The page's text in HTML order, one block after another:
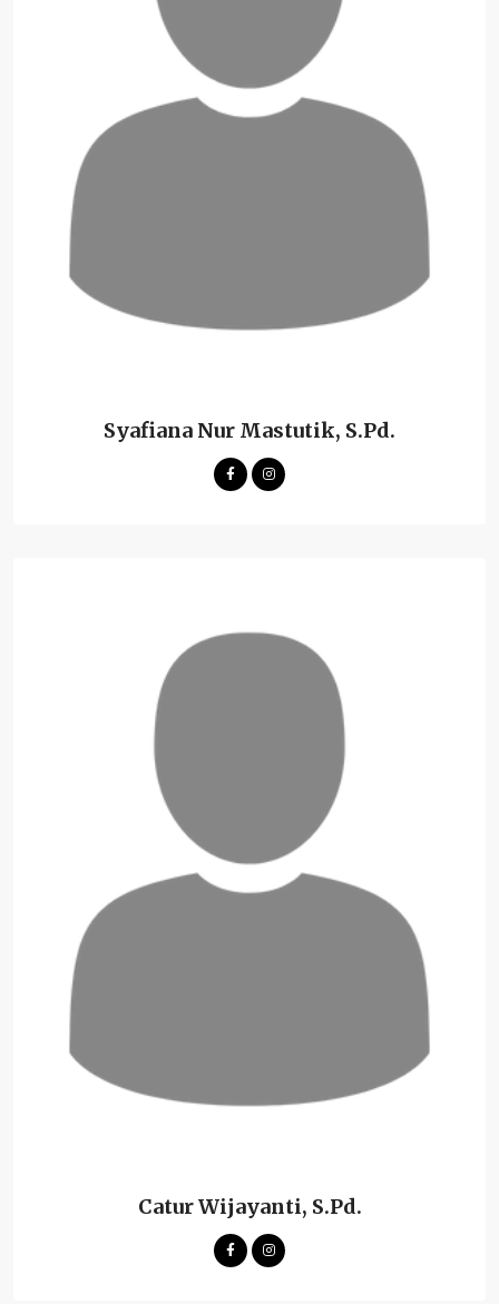
Syafiana Nur Mastutik, S.Pd.
Catur Wijayanti, S.Pd.